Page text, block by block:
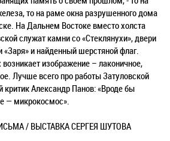
то на раме окна разрушенного дома
На Дальнем Востоке вместо холста
служат камни со «Стеклянухи», двери
и найденный шерстяной флаг.
изображение – лаконичное,
Лучше всего про работы Затуловской
Александр Панов: «Вроде бы
— микрокосмос».
/ ВЫСТАВКА СЕРГЕЯ ШУТОВА